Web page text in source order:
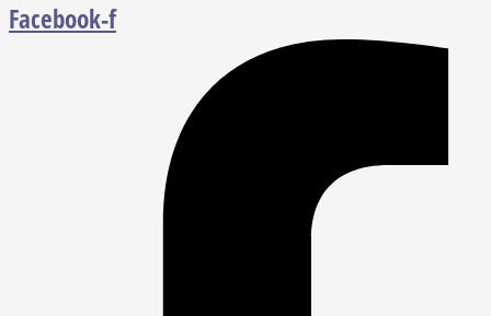
Facebook-f